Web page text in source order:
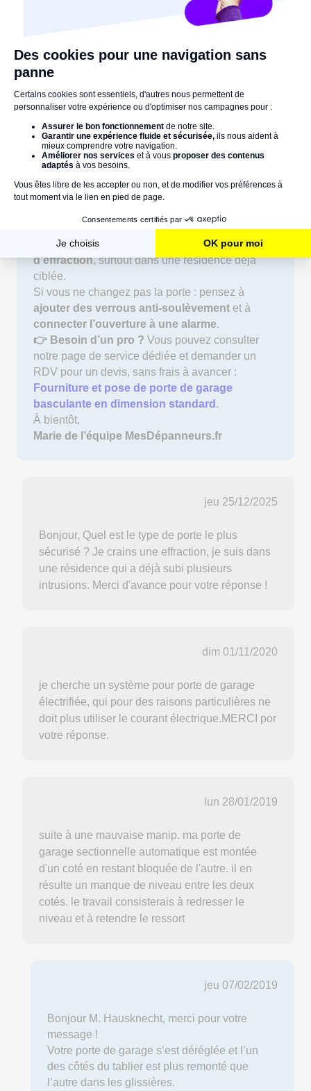
lun 29/12/2025
Bonjour Anne-Marie,
Merci pour votre message.
Pour un maximum de sécurité, la meilleure porte
de garage électriqueest uneenroulableou
sectionnelle motorisée, avec :
Double paroien acier/aluminium
Certification anti-effraction
verrouillage automatique du moteur
👉 C’est ce qui résiste le mieux aux tentatives
d’effraction, surtout dans une résidence déjà
ciblée.
Si vous ne changez pas la porte : pensez à
ajouter des verrous anti-soulèvement et à
connecter l’ouverture à une alarme.
👉 Besoin d’un pro ? Vous pouvez consulter
notre page de service dédiée et demander un
RDV pour un devis, sans frais à avancer :
Fourniture et pose de porte de garage
basculante en dimension standard .
À bientôt,
Marie de l’équipe MesDépanneurs.fr
jeu 25/12/2025
Bonjour, Quel est le type de porte le plus
sécurisé ? Je crains une effraction, je suis dans
une résidence qui a déjà subi plusieurs
intrusions. Merci d'avance pour votre réponse !
dim 01/11/2020
je cherche un système pour porte de garage
électrifiée, qui pour des raisons particulières ne
doit plus utiliser le courant électrique.MERCI por
votre réponse.
lun 28/01/2019
suite à une mauvaise manip. ma porte de
garage sectionnelle automatique est montée
d'un coté en restant bloquée de l'autre. il en
résulte un manque de niveau entre les deux
cotés. le travail consisterais à redresser le
niveau et à retendre le ressort
jeu 07/02/2019
Bonjour M. Hausknecht, merci pour votre
message !
Votre porte de garage s’est déréglée et l’un
des côtés du tablier est plus remonté que
l’autre dans les glissières.